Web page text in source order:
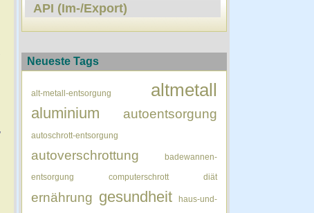
,
API (Im-/Export)
Neueste Tags
alt-metall-entsorgung altmetall
aluminium autoentsorgung
autoschrott-entsorgung
autoverschrottung badewannen-
entsorgung computerschrott diät
ernährung gesundheit haus-und-